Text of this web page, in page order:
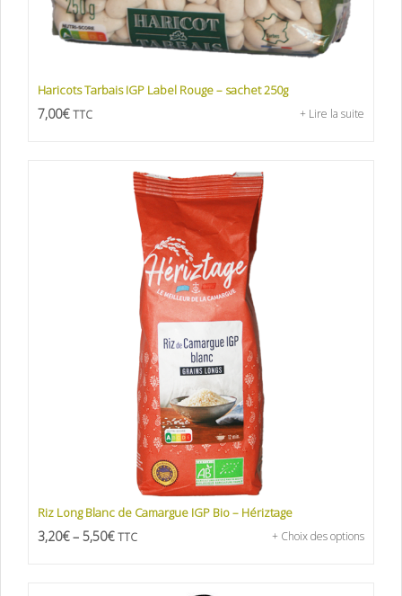
Haricots Tarbais IGP Label Rouge – sachet 250g
7,00€ TTC + Lire la suite
Riz Long Blanc de Camargue IGP Bio – Hériztage
3,20€– 5,50€ TTC + Choix des options